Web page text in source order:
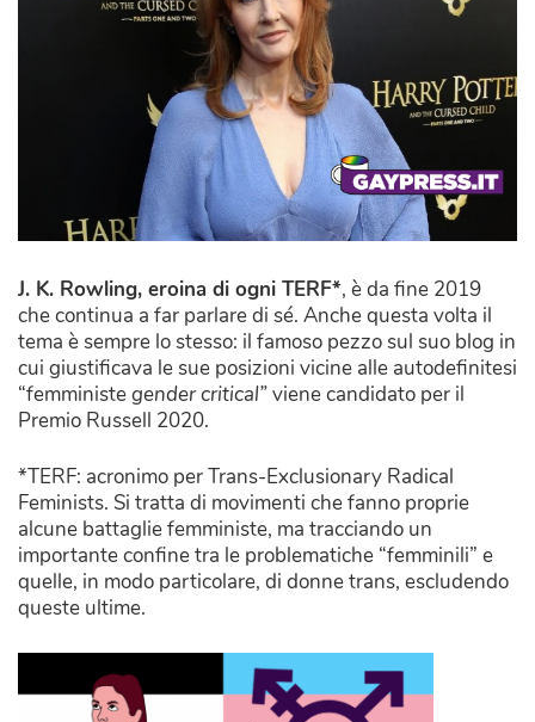
J. K. Rowling, eroina di ogni TERF*, è da fine 2019
che continua a far parlare di sé. Anche questa volta il
tema è sempre lo stesso: il famoso pezzo sul suo blog in
cui giustificava le sue posizioni vicine alle autodefinitesi
“femministegender critical”viene candidato per il
Premio Russell 2020.
*TERF: acronimo per Trans-Exclusionary Radical
Feminists. Si tratta di movimenti che fanno proprie
alcune battaglie femministe, ma tracciando un
importante confine tra le problematiche “femminili” e
quelle, in modo particolare, di donne trans, escludendo
queste ultime.